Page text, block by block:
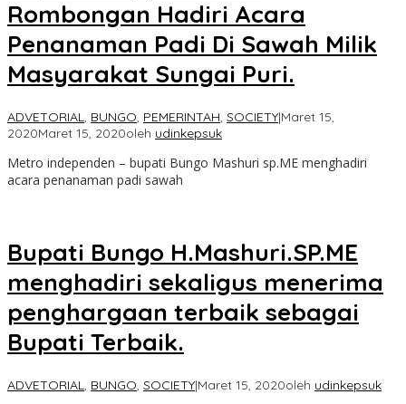
Rombongan Hadiri Acara
Penanaman Padi Di Sawah Milik
Masyarakat Sungai Puri.
ADVETORIAL, BUNGO, PEMERINTAH, SOCIETY|Maret 15,
2020Maret 15, 2020oleh udinkepsuk
Metro independen – bupati Bungo Mashuri sp.ME menghadiri
acara penanaman padi sawah
Bupati Bungo H.Mashuri.SP.ME
menghadiri sekaligus menerima
penghargaan terbaik sebagai
Bupati Terbaik.
ADVETORIAL, BUNGO, SOCIETY|Maret 15, 2020oleh udinkepsuk